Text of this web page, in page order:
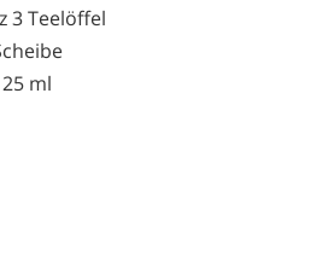
3 Teelöffel
ml